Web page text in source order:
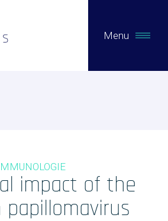
Menu
sur données primaires
secondaires (RNIPH)
/ compassionnel
impact of the
papillomavirus